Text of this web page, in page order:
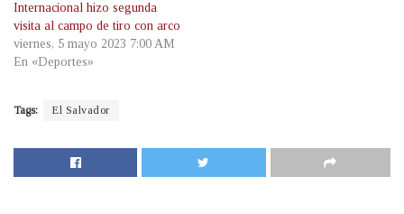
Internacional hizo segunda
visita al campo de tiro con arco
viernes, 5 mayo 2023 7:00 AM
En «Deportes»
Tags: El Salvador